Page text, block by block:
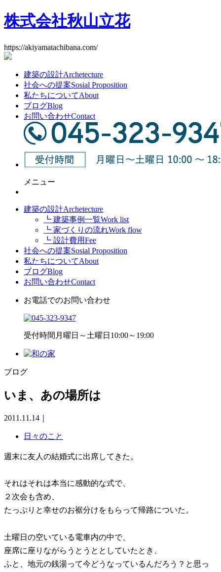
株式会社秋山立花
https://akiyamatachibana.com/
建築の設計Archetecture
社会への提案Sosial Proposition
私たちについてAbout
ブログBlog
お問い合わせContact
メニュー
建築の設計Archetecture
┗ 建築事例一覧Work list
┗ 家づくりの流れWork flow
┗ 設計費用Fee
社会への提案Sosial Proposition
私たちについてAbout
ブログBlog
お問い合わせContact
お電話でのお問い合わせ
受付時間 月曜日～土曜日10:00～19:00
ブログ
いま、あの場所は
2011.11.14
日々のこと
週末に友人の結婚式に出席してきた。
それはそれは本当に感動的な式で、
２次会も含め、
たっぷりと幸せのお裾分けをもらって帰路についた。
土曜日の空いている電車内の中で、
座席に座りながらうとうととしていたとき、
ふと、地元の銭湯って今どうなっているんだろう？と思っ